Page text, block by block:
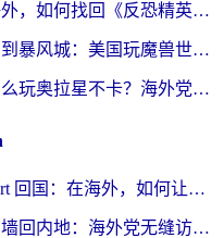
身在海外，如何找回《反恐精英：全球攻势》国服的丝滑手感？一份给你的终极指南
从纽约到暴风城：美国玩魔兽世界，如何找到你的最佳网络航线
日本怎么玩奥拉星不卡？海外党国服游戏加速器选择全攻略
Openwrt 回国：在海外，如何让家的网络触手可及
香港翻墙回内地：海外党无缝访问国内资源的加速器选择全攻略